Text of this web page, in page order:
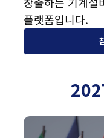
플랫폼입니다.